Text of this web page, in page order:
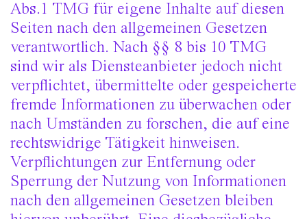
Abs.1 TMG für eigene Inhalte auf diesen
Seiten nach den allgemeinen Gesetzen
verantwortlich. Nach §§ 8 bis 10 TMG
sind wir als Diensteanbieter jedoch nicht
verpflichtet, übermittelte oder gespeicherte
fremde Informationen zu überwachen oder
nach Umständen zu forschen, die auf eine
rechtswidrige Tätigkeit hinweisen.
Verpflichtungen zur Entfernung oder
Sperrung der Nutzung von Informationen
nach den allgemeinen Gesetzen bleiben